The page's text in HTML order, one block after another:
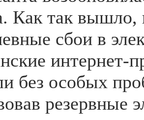
Как так вышло,
сбои в
интернет-
без особых
резервные